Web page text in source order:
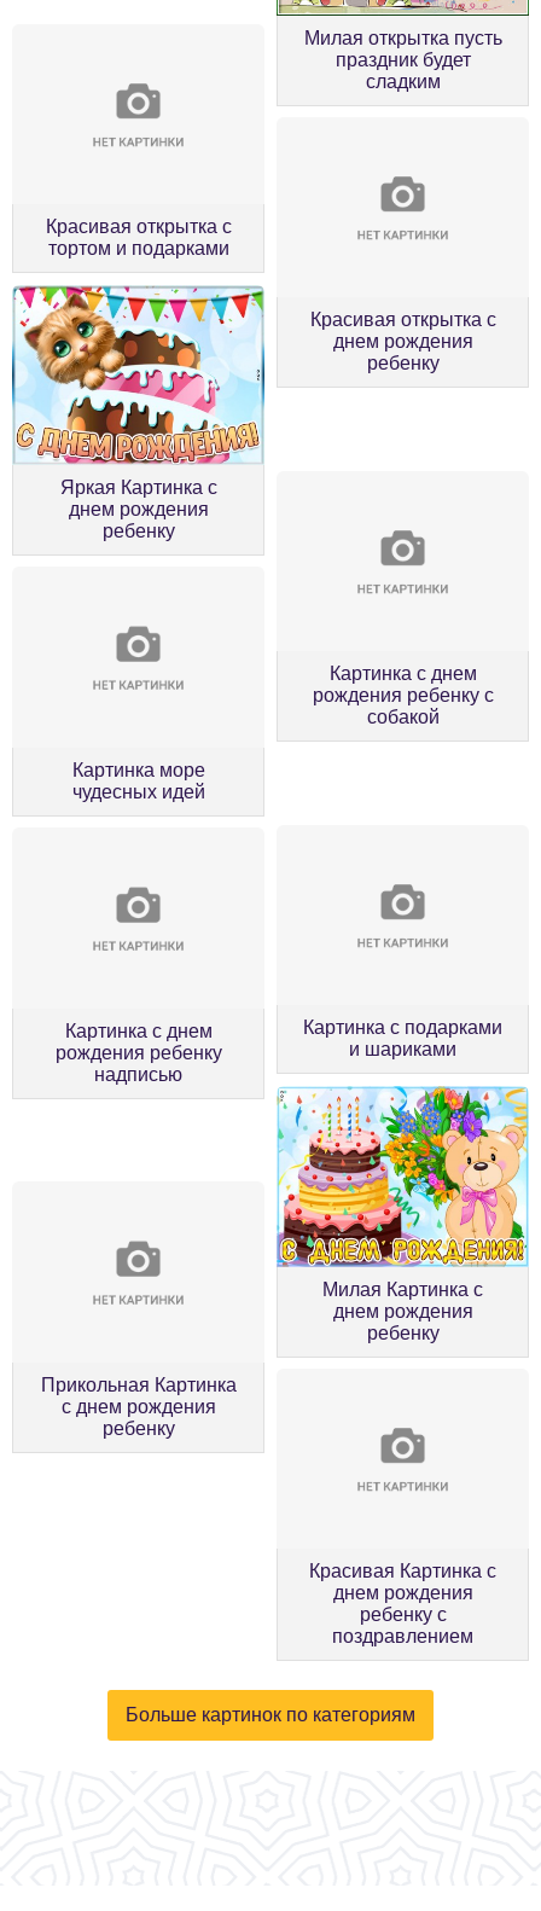
Милая открытка пусть
праздник будет
сладким
Красивая открытка с
тортом и подарками
Красивая открытка с
днем рождения
ребенку
Яркая Картинка с
днем рождения
ребенку
Картинка с днем
рождения ребенку с
собакой
Картинка море
чудесных идей
Картинка с подарками
и шариками
Картинка с днем
рождения ребенку
надписью
Милая Картинка с
днем рождения
ребенку
Прикольная Картинка
с днем рождения
ребенку
Красивая Картинка с
днем рождения
ребенку с
поздравлением
Больше картинок по категориям